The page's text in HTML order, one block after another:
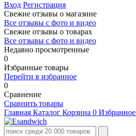
Вход Регистрация
Свежие отзывы о магазине
Все отзывы с фото и видео
Свежие отзывы о товарах
Все отзывы c фото и видео
Недавно просмотренные
0
Избранные товары
Перейти в избранное
0
Сравнение
Сравнить товары
Главная Каталог Корзина 0 Избранное